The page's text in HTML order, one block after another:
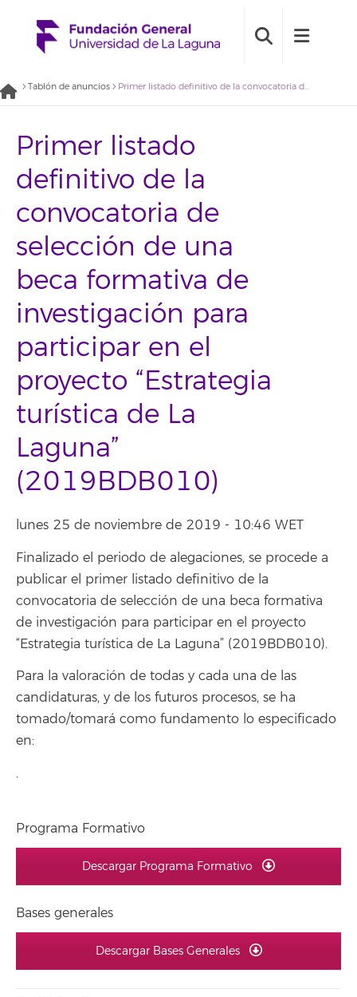
Tablón de anuncios Primer listado definitivo de la convocatoria de selección de una beca formativa de investigación para participar en el proyecto “Estrategia turística de La Laguna” (2019BDB010)
Primer listado
definitivo de la
convocatoria de
selección de una
beca formativa de
investigación para
participar en el
proyecto “Estrategia
turística de La
Laguna”
(2019BDB010)
lunes 25 de noviembre de 2019 - 10:46 WET
Finalizado el periodo de alegaciones, se procede a
publicar el primer listado definitivo de la
convocatoria de selección de una beca formativa
de investigación para participar en el proyecto
“Estrategia turística de La Laguna” (2019BDB010).
Para la valoración de todas y cada una de las
candidaturas, y de los futuros procesos, se ha
tomado/tomará como fundamento lo especificado
en:
.
Programa Formativo
Descargar Programa Formativo
Bases generales
Descargar Bases Generales